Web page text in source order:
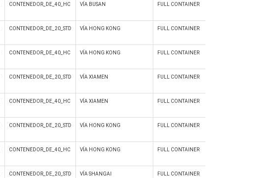
CONTENEDOR_DE_40_HC VÍA BUSAN FULL CONTAINER
CONTENEDOR_DE_20_STD VÍA HONG KONG FULL CONTAINER
CONTENEDOR_DE_40_HC VÍA HONG KONG FULL CONTAINER
CONTENEDOR_DE_20_STD VÍA XIAMEN FULL CONTAINER
CONTENEDOR_DE_40_HC VÍA XIAMEN FULL CONTAINER
CONTENEDOR_DE_20_STD VÍA HONG KONG FULL CONTAINER
CONTENEDOR_DE_40_HC VÍA HONG KONG FULL CONTAINER
CONTENEDOR_DE_20_STD VÍA SHANGAI FULL CONTAINER